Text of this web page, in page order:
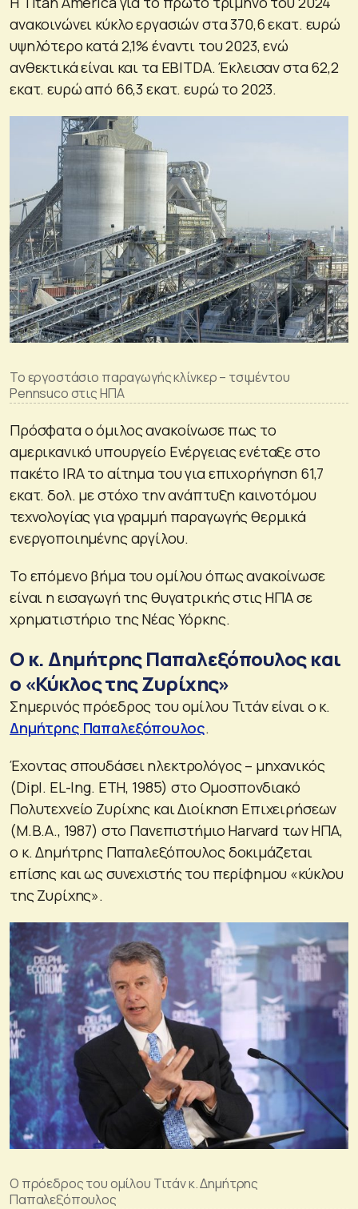
ανακοινώνει κύκλο εργασιών στα 370,6 εκατ. ευρώ
υψηλότερο κατά 2,1% έναντι του 2023, ενώ
ανθεκτικά είναι και τα EBITDA. Έκλεισαν στα 62,2
εκατ. ευρώ από 66,3 εκατ. ευρώ το 2023.
Το εργοστάσιο παραγωγής κλίνκερ – τσιμέντου
Pennsuco στις ΗΠΑ
Πρόσφατα ο όμιλος ανακοίνωσε πως το
αμερικανικό υπουργείο Ενέργειας ενέταξε στο
πακέτο IRA το αίτημα του για επιχορήγηση 61,7
εκατ. δολ. με στόχο την ανάπτυξη καινοτόμου
τεχνολογίας για γραμμή παραγωγής θερμικά
ενεργοποιημένης αργίλου.
Το επόμενο βήμα του ομίλου όπως ανακοίνωσε
είναι η εισαγωγή της θυγατρικής στις ΗΠΑ σε
χρηματιστήριο της Νέας Υόρκης.
O κ. Δημήτρης Παπαλεξόπουλος και
ο «Κύκλος της Ζυρίχης»
Σημερινός πρόεδρος του ομίλου Τιτάν είναι ο κ.
Δημήτρης Παπαλεξόπουλος.
Έχοντας σπουδάσει ηλεκτρολόγος – μηχανικός
(Dipl. EL-Ing. ETH, 1985) στο Ομοσπονδιακό
Πολυτεχνείο Ζυρίχης και Διοίκηση Επιχειρήσεων
(Μ.Β.Α., 1987) στο Πανεπιστήμιο Harvard των ΗΠΑ,
ο κ. Δημήτρης Παπαλεξόπουλος δοκιμάζεται
επίσης και ως συνεχιστής του περίφημου «κύκλου
της Ζυρίχης».
Ο πρόεδρος του ομίλου Τιτάν κ. Δημήτρης
Παπαλεξόπουλος